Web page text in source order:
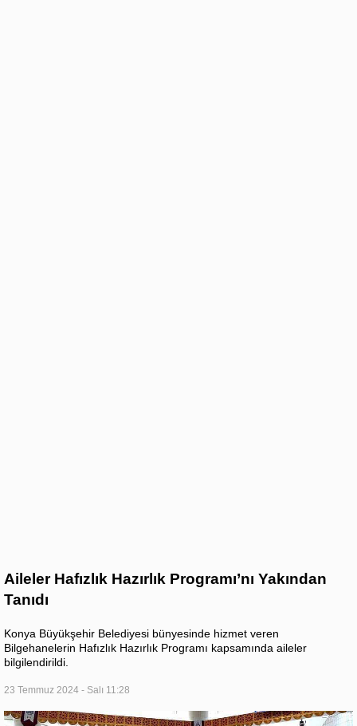
Aileler Hafızlık Hazırlık Programı’nı Yakından
Tanıdı
Konya Büyükşehir Belediyesi bünyesinde hizmet veren
Bilgehanelerin Hafızlık Hazırlık Programı kapsamında aileler
bilgilendirildi.
23 Temmuz 2024 - Salı 11:28